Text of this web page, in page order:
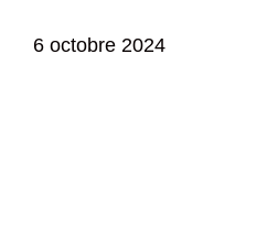
6 octobre 2024